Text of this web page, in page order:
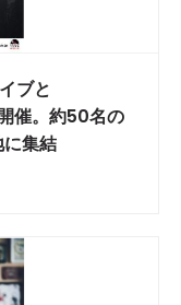
ブと
催。約50名の
集結